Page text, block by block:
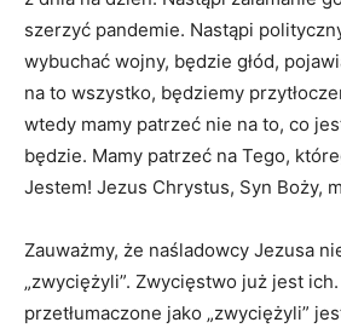
szerzyć pandemie. Nastąpi
wybuchać wojny, będzie głód,
na to wszystko, będziemy
wtedy mamy patrzeć nie na to, co
będzie. Mamy patrzeć na Tego,
Jestem! Jezus Chrystus, Syn Boży,
Zauważmy, że naśladowcy Jezusa
„zwyciężyli”. Zwycięstwo już jest ich.
przetłumaczone jako „zwyciężyli”